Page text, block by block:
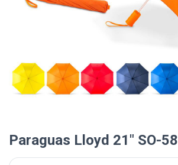
Paraguas Lloyd 21″ SO-58